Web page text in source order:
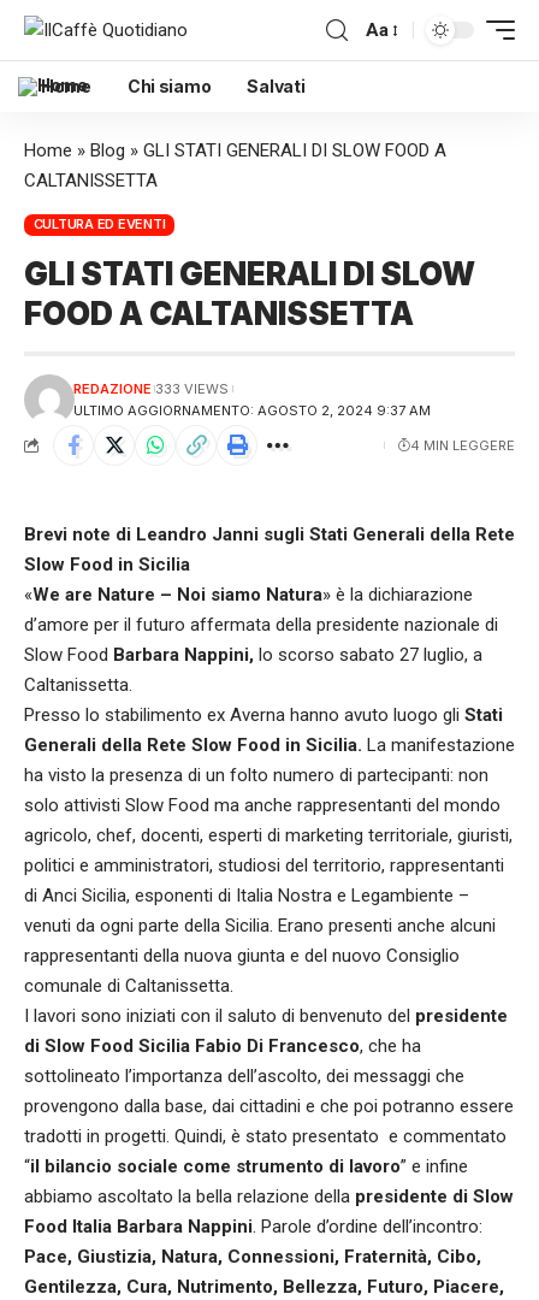
Aa
Home Chi siamo Salvati
Home » Blog » GLI STATI GENERALI DI SLOW FOOD A
CALTANISSETTA
CULTURA ED EVENTI
GLI STATI GENERALI DI SLOW
FOOD A CALTANISSETTA
ULTIMO AGGIORNAMENTO: AGOSTO 2, 2024 9:37 AM
REDAZIONE 333 VIEWS
4 MIN LEGGERE
Brevi note di Leandro Janni sugli Stati Generali della Rete
Slow Food in Sicilia
«We are Nature – Noi siamo Natura» è la dichiarazione
d’amore per il futuro affermata della presidente nazionale di
Slow Food Barbara Nappini, lo scorso sabato 27 luglio, a
Caltanissetta.
Presso lo stabilimento ex Averna hanno avuto luogo gli Stati
Generali della Rete Slow Food in Sicilia. La manifestazione
ha visto la presenza di un folto numero di partecipanti: non
solo attivisti Slow Food ma anche rappresentanti del mondo
agricolo, chef, docenti, esperti di marketing territoriale, giuristi,
politici e amministratori, studiosi del territorio, rappresentanti
di Anci Sicilia, esponenti di Italia Nostra e Legambiente –
venuti da ogni parte della Sicilia. Erano presenti anche alcuni
rappresentanti della nuova giunta e del nuovo Consiglio
comunale di Caltanissetta.
I lavori sono iniziati con il saluto di benvenuto del presidente
di Slow Food Sicilia Fabio Di Francesco, che ha
sottolineato l’importanza dell’ascolto, dei messaggi che
provengono dalla base, dai cittadini e che poi potranno essere
tradotti in progetti. Quindi, è stato presentato e commentato
“il bilancio sociale come strumento di lavoro” e infine
abbiamo ascoltato la bella relazione della presidente di Slow
Food Italia Barbara Nappini . Parole d’ordine dell’incontro:
Pace, Giustizia, Natura, Connessioni, Fraternità, Cibo,
Gentilezza, Cura, Nutrimento, Bellezza, Futuro, Piacere,